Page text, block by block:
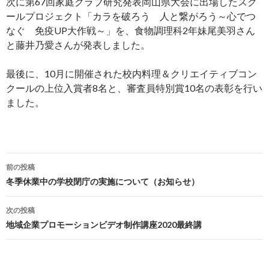
ールプロジェクト「カラを破ろう 人と繋がろう～心でつ
なぐ 免疫UP大作戦～」を、食物調理科2年妹尾美羽さん
と藤井乃愛さんが発表しました。
最後に、10月に開催された校内料理＆クリエイティブコン
クールの上位入賞者8名と、審査員特別賞10名の表彰を行い
ました。
投
稿
ナ
前の投稿
冬季休業中の学校閉庁の実施について（お知らせ）
次の投稿
地域企業プロモーションビデオ制作講座2020最終講